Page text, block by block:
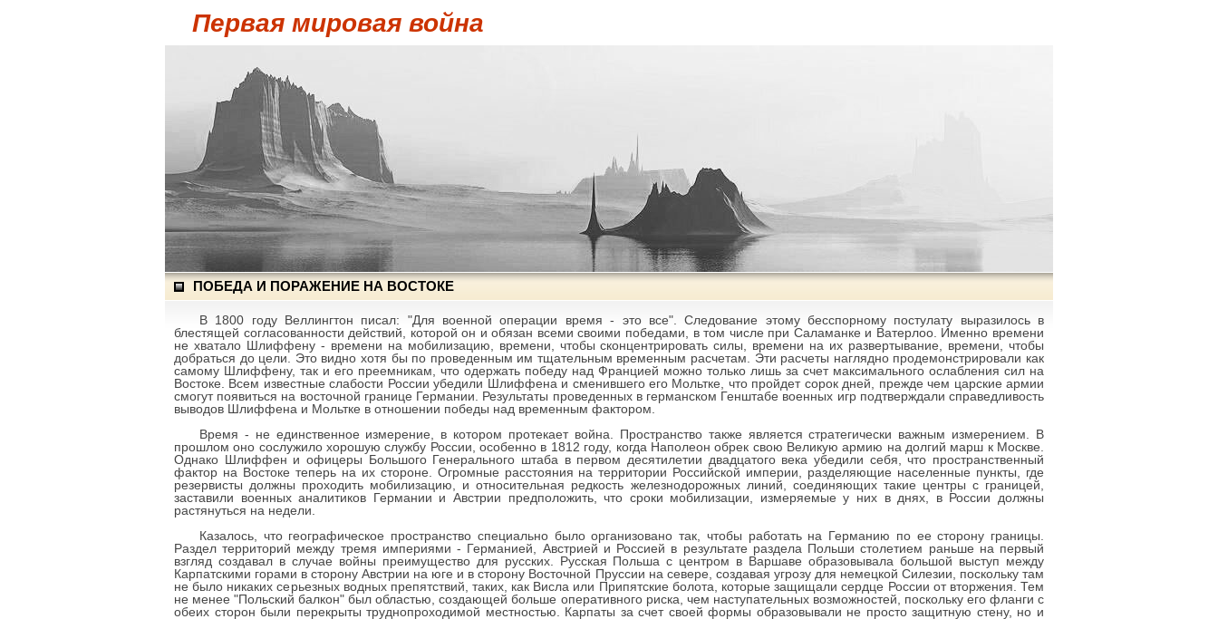
Первая мировая война
ПОБЕДА И ПОРАЖЕНИЕ НА ВОСТОКЕ
В 1800 году Веллингтон писал: "Для военной операции время - это все". Следование этому бесспорному постулату выразилось в
блестящей согласованности действий, которой он и обязан всеми своими победами, в том числе при Саламанке и Ватерлоо. Именно времени
не хватало Шлиффену - времени на мобилизацию, времени, чтобы сконцентрировать силы, времени на их развертывание, времени, чтобы
добраться до цели. Это видно хотя бы по проведенным им тщательным временным расчетам. Эти расчеты наглядно продемонстрировали как
самому Шлиффену, так и его преемникам, что одержать победу над Францией можно только лишь за счет максимального ослабления сил на
Востоке. Всем известные слабости России убедили Шлиффена и сменившего его Мольтке, что пройдет сорок дней, прежде чем царские армии
смогут появиться на восточной границе Германии. Результаты проведенных в германском Генштабе военных игр подтверждали справедливость
выводов Шлиффена и Мольтке в отношении победы над временным фактором.
Время - не единственное измерение, в котором протекает война. Пространство также является стратегически важным измерением. В
прошлом оно сослужило хорошую службу России, особенно в 1812 году, когда Наполеон обрек свою Великую армию на долгий марш к Москве.
Однако Шлиффен и офицеры Большого Генерального штаба в первом десятилетии двадцатого века убедили себя, что пространственный
фактор на Востоке теперь на их стороне. Огромные расстояния на территории Российской империи, разделяющие населенные пункты, где
резервисты должны проходить мобилизацию, и относительная редкость железнодорожных линий, соединяющих такие центры с границей,
заставили военных аналитиков Германии и Австрии предположить, что сроки мобилизации, измеряемые у них в днях, в России должны
растянуться на недели.
Казалось, что географическое пространство специально было организовано так, чтобы работать на Германию по ее сторону границы.
Раздел территорий между тремя империями - Германией, Австрией и Россией в результате раздела Польши столетием раньше на первый
взгляд создавал в случае войны преимущество для русских. Русская Польша с центром в Варшаве образовывала большой выступ между
Карпатскими горами в сторону Австрии на юге и в сторону Восточной Пруссии на севере, создавая угрозу для немецкой Силезии, поскольку там
не было никаких серьезных водных препятствий, таких, как Висла или Припятские болота, которые защищали сердце России от вторжения. Тем
не менее "Польский балкон" был областью, создающей больше оперативного риска, чем наступательных возможностей, поскольку его фланги с
обеих сторон были перекрыты труднопроходимой местностью. Карпаты за счет своей формы образовывали не просто защитную стену, но и